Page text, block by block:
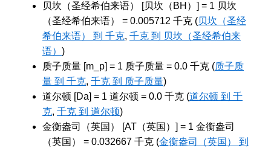
贝坎（圣经希伯来语） [贝坎（BH）] = 1 贝坎
（圣经希伯来语） = 0.005712 千克 (贝坎（圣经
希伯来语） 到 千克, 千克 到 贝坎（圣经希伯来
语） )
质子质量 [m_p] = 1 质子质量 = 0.0 千克 (质子质
量 到 千克, 千克 到 质子质量)
道尔顿 [Da] = 1 道尔顿 = 0.0 千克 (道尔顿 到 千
克, 千克 到 道尔顿)
金衡盎司（英国） [AT（英国）] = 1 金衡盎司
（英国） = 0.032667 千克 (金衡盎司（英国） 到